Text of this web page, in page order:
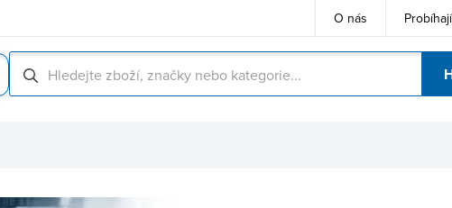
O nás